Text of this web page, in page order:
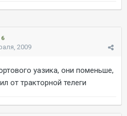
6
2009
уазика, они поменьше,
от тракторной телеги